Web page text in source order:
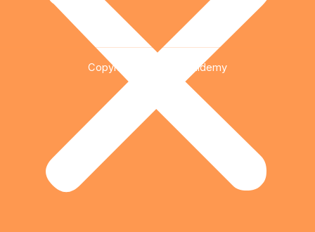
Copyright © 2026 Qualidemy